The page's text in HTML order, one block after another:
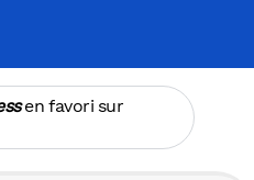
en favori sur